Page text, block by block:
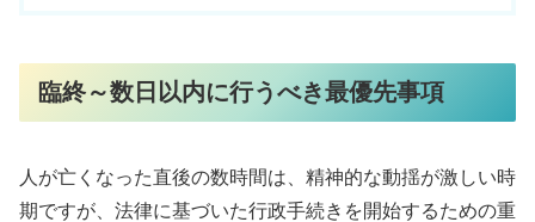
臨終～数日以内に行うべき最優先事項
人が亡くなった直後の数時間は、精神的な動揺が激しい時
期ですが、法律に基づいた行政手続きを開始するための重